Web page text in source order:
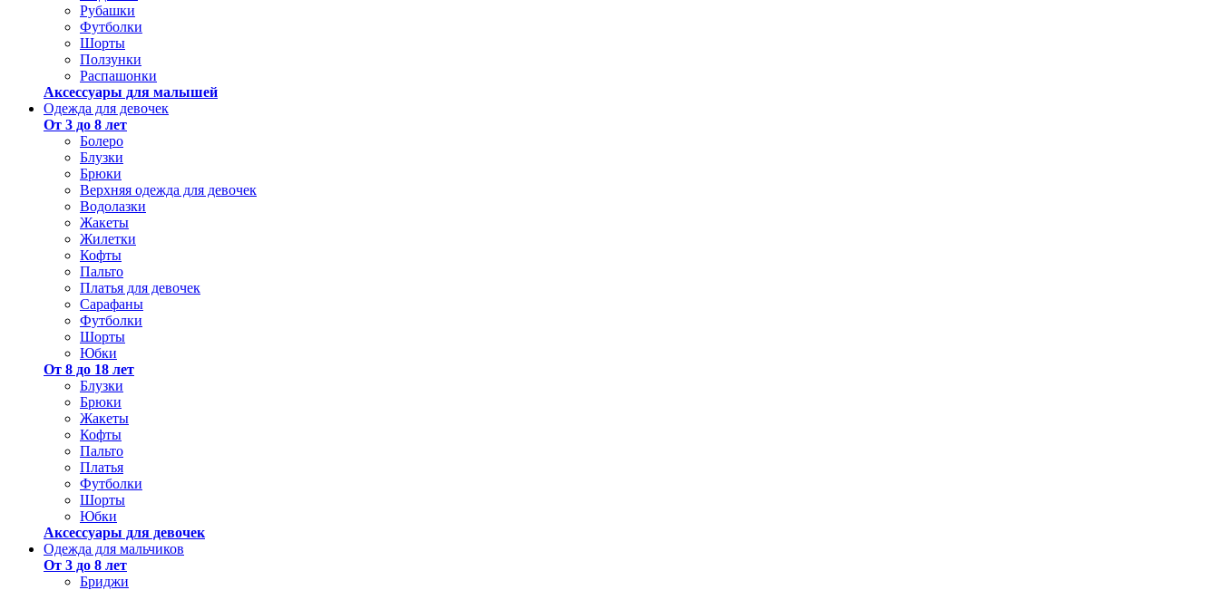
Рубашки
Футболки
Шорты
Ползунки
Распашонки
Аксессуары для малышей
Одежда для девочек
От 3 до 8 лет
Болеро
Блузки
Брюки
Верхняя одежда для девочек
Водолазки
Жакеты
Жилетки
Кофты
Пальто
Платья для девочек
Сарафаны
Футболки
Шорты
Юбки
От 8 до 18 лет
Блузки
Брюки
Жакеты
Кофты
Пальто
Платья
Футболки
Шорты
Юбки
Аксессуары для девочек
Одежда для мальчиков
От 3 до 8 лет
Бриджи